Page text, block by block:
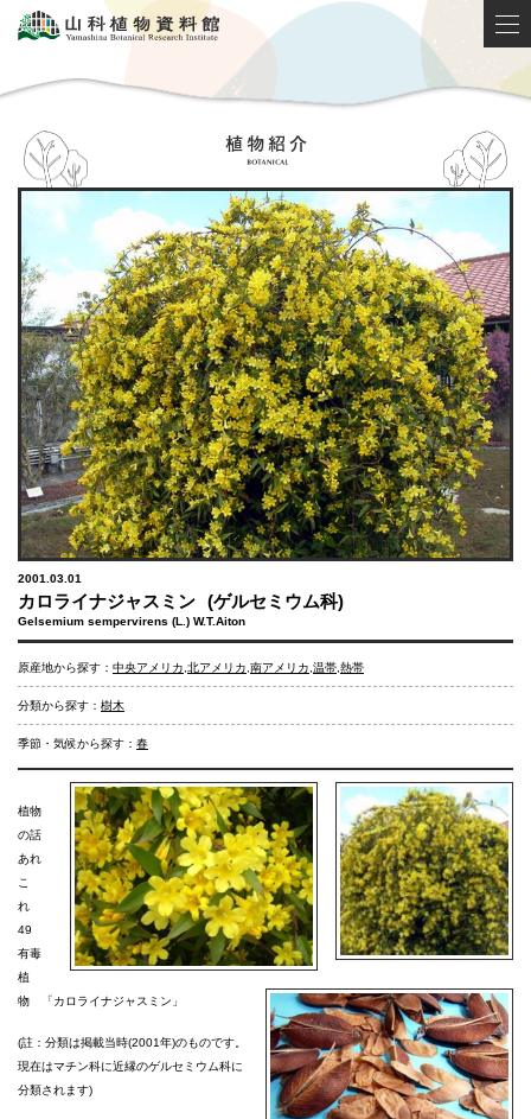
2001.03.01
カロライナジャスミン (ゲルセミウム科)
Gelsemium sempervirens (L.) W.T.Aiton
原産地から探す： 中央アメリカ 北アメリカ 南アメリカ 温帯 熱帯
分類から探す： 樹木
季節・気候から探す： 春
植物
の話
あれ
こ
れ
49
有毒
植
物 「カロライナジャスミン」
(註：分類は掲載当時(2001年)のものです。
現在はマチン科に近縁のゲルセミウム科に
分類されます)